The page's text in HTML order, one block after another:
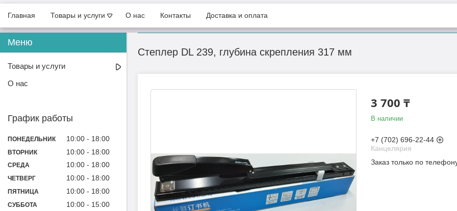
Главная Товары и услуги О нас Контакты Доставка и оплата
Степлер DL 239, глубина скрепления 317 мм
3 700 ₸
В наличии
+7 (702) 696-22-44
Канцелярия
Заказ только по
Товары и услуги
О нас
График работы
ПОНЕДЕЛЬНИК 10:00 18:00
ВТОРНИК 10:00 18:00
СРЕДА 10:00 18:00
ЧЕТВЕРГ 10:00 18:00
ПЯТНИЦА 10:00 18:00
СУББОТА 10:00 15:00